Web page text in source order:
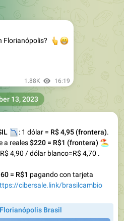
Florianópolis?
1.88K 16:19
: 1 dólar = R$ 4,95 (frontera).
a reales$220 = R$1 (frontera)
🏖
4,90 / dólar blanco=R$ 4,70 .
= R$1 pagando con tarjeta
cibersale.link/brasilcambio
Brasil
13, 2023